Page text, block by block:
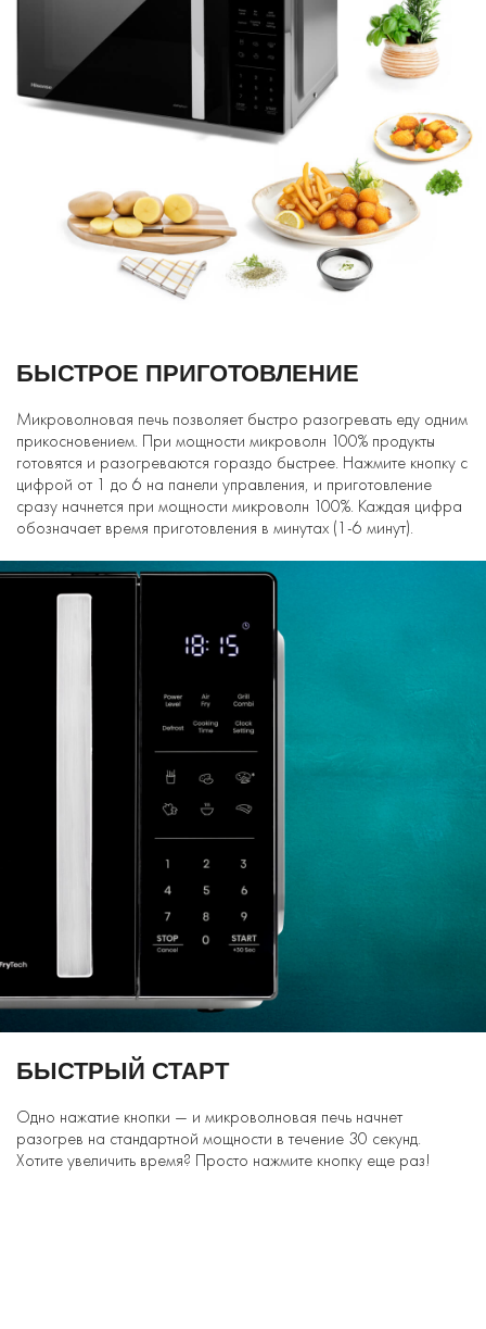
БЫСТРОЕ ПРИГОТОВЛЕНИЕ
Микроволновая печь позволяет быстро разогревать еду одним
прикосновением. При мощности микроволн 100% продукты
готовятся и разогреваются гораздо быстрее. Нажмите кнопку с
цифрой от 1 до 6 на панели управления, и приготовление
сразу начнется при мощности микроволн 100%. Каждая цифра
обозначает время приготовления в минутах (1-6 минут).
БЫСТРЫЙ СТАРТ
Одно нажатие кнопки — и микроволновая печь начнет
разогрев на стандартной мощности в течение 30 секунд.
Хотите увеличить время? Просто нажмите кнопку еще раз!